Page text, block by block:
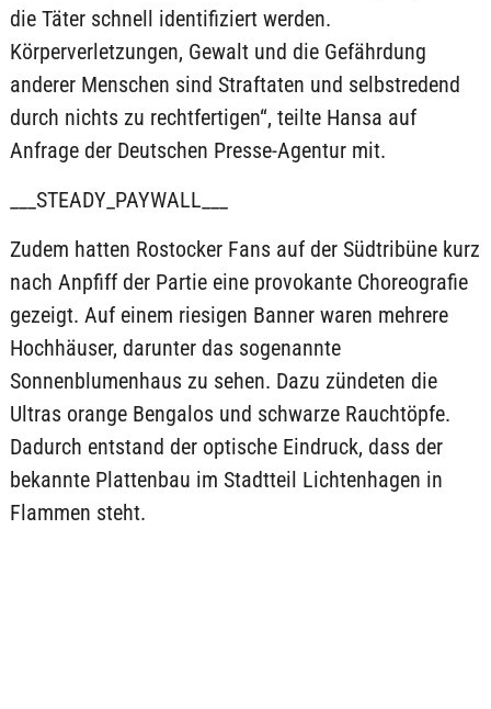
die Täter schnell identifiziert werden.
Körperverletzungen, Gewalt und die Gefährdung
anderer Menschen sind Straftaten und selbstredend
durch nichts zu rechtfertigen“, teilte Hansa auf
Anfrage der Deutschen Presse-Agentur mit.
___STEADY_PAYWALL___
Zudem hatten Rostocker Fans auf der Südtribüne kurz
nach Anpfiff der Partie eine provokante Choreografie
gezeigt. Auf einem riesigen Banner waren mehrere
Hochhäuser, darunter das sogenannte
Sonnenblumenhaus zu sehen. Dazu zündeten die
Ultras orange Bengalos und schwarze Rauchtöpfe.
Dadurch entstand der optische Eindruck, dass der
bekannte Plattenbau im Stadtteil Lichtenhagen in
Flammen steht.